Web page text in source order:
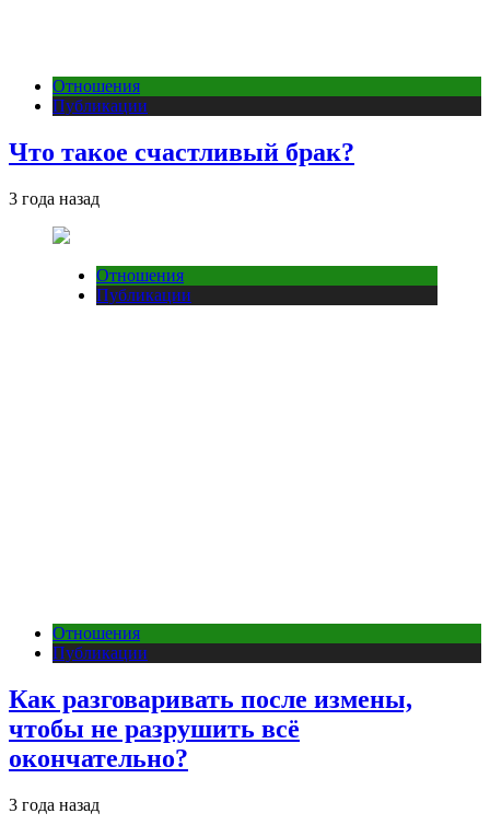
Отношения
Публикации
Что такое счастливый брак?
3 года назад
Отношения
Публикации
Отношения
Публикации
Как разговаривать после измены,
чтобы не разрушить всё
окончательно?
3 года назад